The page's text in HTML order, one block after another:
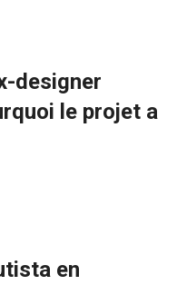
designer
le projet a
en